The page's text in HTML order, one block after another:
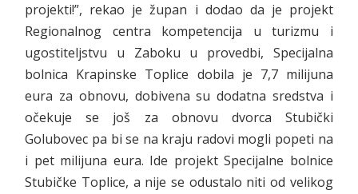
projekti!”, rekao je župan i dodao da je projekt
Regionalnog centra kompetencija u turizmu i
ugostiteljstvu u Zaboku u provedbi, Specijalna
bolnica Krapinske Toplice dobila je 7,7 milijuna
eura za obnovu, dobivena su dodatna sredstva i
očekuje se još za obnovu dvorca Stubički
Golubovec pa bi se na kraju radovi mogli popeti na
i pet milijuna eura. Ide projekt Specijalne bolnice
Stubičke Toplice, a nije se odustalo niti od velikog